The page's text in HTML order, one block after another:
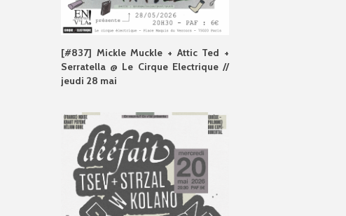
[#837] Mickle Muckle + Attic Ted +
Serratella @ Le Cirque Electrique //
jeudi 28 mai